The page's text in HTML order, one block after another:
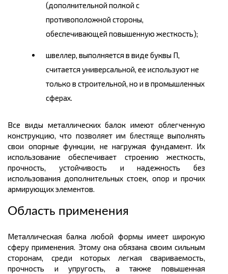
(дополнительной полкой с
противоположной стороны,
обеспечивающей повышенную жесткость);
швеллер, выполняется в виде буквы П,
считается универсальной, ее используют не
только в строительной, но и в промышленных
сферах.
Все виды металлических балок имеют облегченную
конструкцию, что позволяет им блестяще выполнять
свои опорные функции, не нагружая фундамент. Их
использование обеспечивает строению жесткость,
прочность, устойчивость и надежность без
использования дополнительных стоек, опор и прочих
армирующих элементов.
Область применения
Металлическая балка любой формы имеет широкую
сферу применения. Этому она обязана своим сильным
сторонам, среди которых легкая свариваемость,
прочность и упругость, а также повышенная